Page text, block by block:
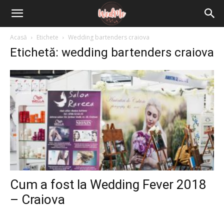
Acasă Etichete Wedding bartenders craiova
Etichetă: wedding bartenders craiova
Cum a fost la Wedding Fever 2018
– Craiova